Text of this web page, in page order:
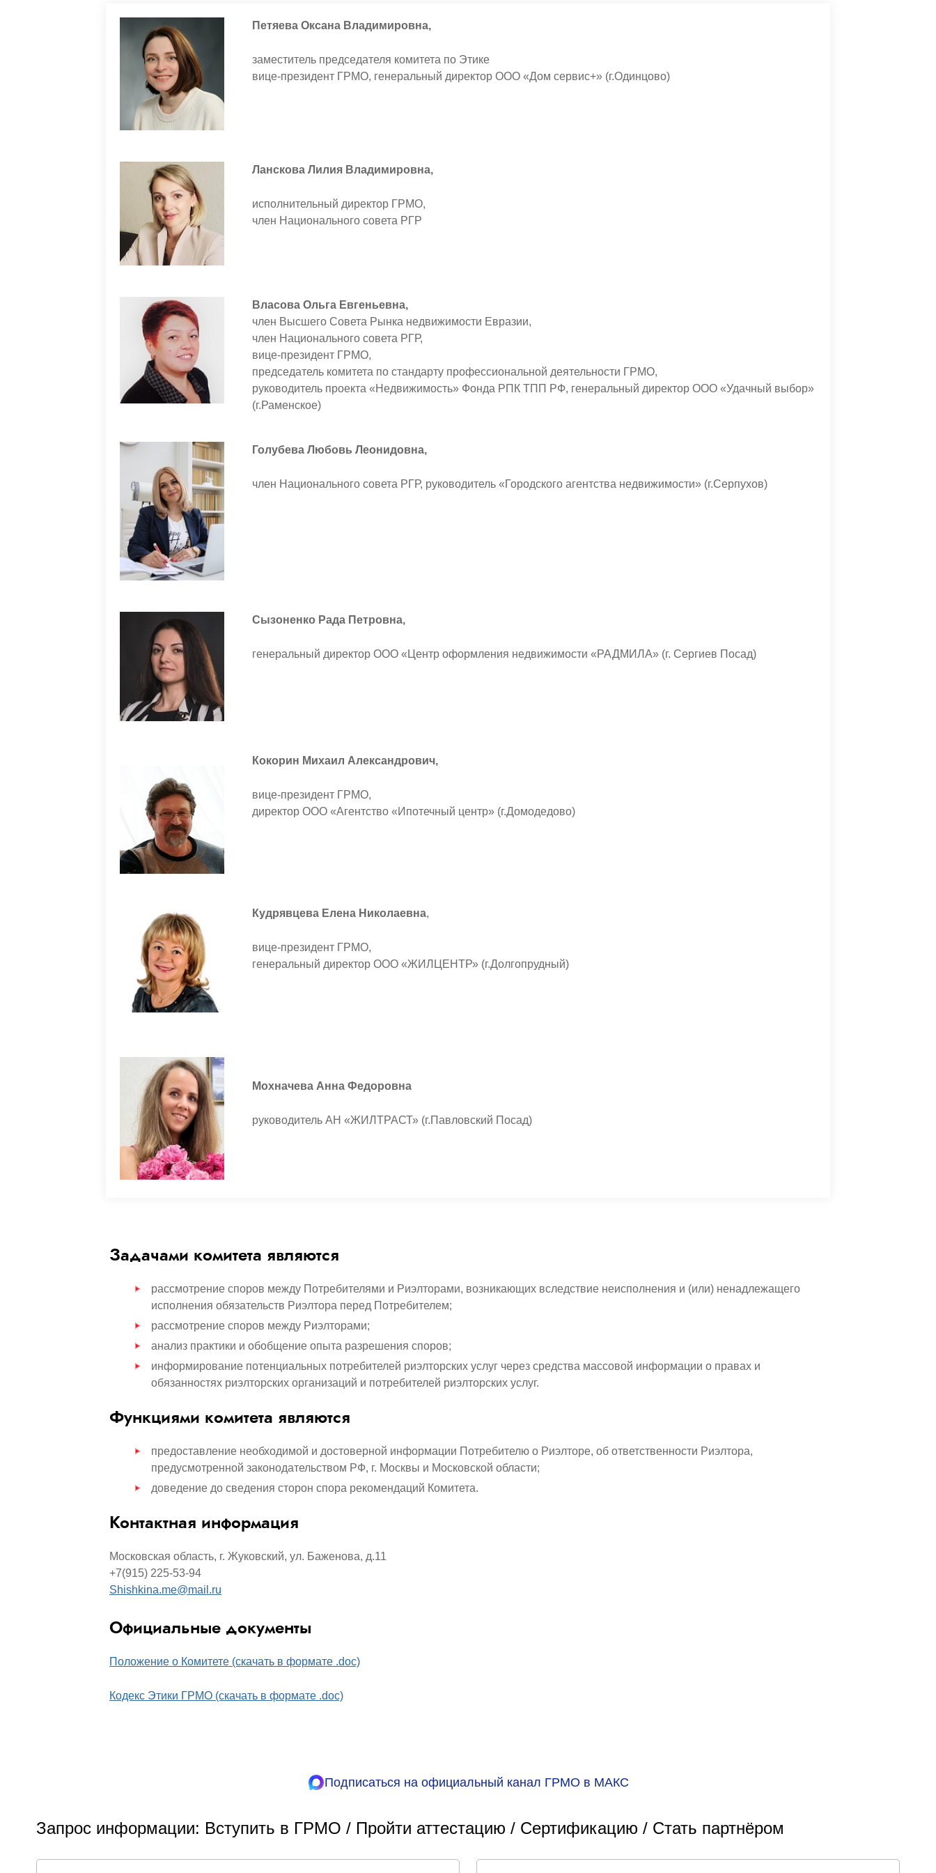
Петяева Оксана Владимировна,
заместитель председателя комитета по Этике
вице-президент ГРМО, генеральный директор ООО «Дом сервис+» (г.Одинцово)
Ланскова Лилия Владимировна,
исполнительный директор ГРМО,
член Национального совета РГР
Власова Ольга Евгеньевна,
член Высшего Совета Рынка недвижимости Евразии,
член Национального совета РГР,
вице-президент ГРМО,
председатель комитета по стандарту профессиональной деятельности ГРМО,
руководитель проекта «Недвижимость» Фонда РПК ТПП РФ, генеральный директор ООО «Удачный выбор»
(г.Раменское)
Голубева Любовь Леонидовна,
член Национального совета РГР, руководитель «Городского агентства недвижимости» (г.Серпухов)
Сызоненко Рада Петровна,
генеральный директор ООО «Центр оформления недвижимости «РАДМИЛА» (г. Сергиев Посад)
Кокорин Михаил Александрович,
вице-президент ГРМО,
директор ООО «Агентство «Ипотечный центр» (г.Домодедово)
Кудрявцева Елена Николаевна,
вице-президент ГРМО,
генеральный директор ООО «ЖИЛЦЕНТР» (г.Долгопрудный)
Мохначева Анна Федоровна
руководитель АН «ЖИЛТРАСТ» (г.Павловский Посад)
Задачами комитета являются
рассмотрение споров между Потребителями и Риэлторами, возникающих вследствие неисполнения и (или) ненадлежащего
исполнения обязательств Риэлтора перед Потребителем;
рассмотрение споров между Риэлторами;
анализ практики и обобщение опыта разрешения споров;
информирование потенциальных потребителей риэлторских услуг через средства массовой информации о правах и
обязанностях риэлторских организаций и потребителей риэлторских услуг.
Функциями комитета являются
предоставление необходимой и достоверной информации Потребителю о Риэлторе, об ответственности Риэлтора,
предусмотренной законодательством РФ, г. Москвы и Московской области;
доведение до сведения сторон спора рекомендаций Комитета.
Контактная информация
Московская область, г. Жуковский, ул. Баженова, д.11
+7(915) 225-53-94
Shishkina.me@mail.ru
Официальные документы
Положение о Комитете (скачать в формате .doc)
Кодекс Этики ГРМО (скачать в формате .doc)
Подписаться на официальный канал ГРМО в МАКС
Запрос информации: Вступить в ГРМО / Пройти аттестацию / Сертификацию / Стать партнёром